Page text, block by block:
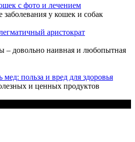
с фото и лечением
у кошек и собак
– довольно наивная и любопытная
польза и вред для здоровья
и ценных продуктов